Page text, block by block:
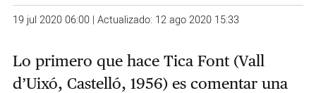
19 jul 2020 06:00 | Actualizado: 12 ago 2020 15:33
Lo primero que hace Tica Font (Vall
d’Uixó, Castelló, 1956) es comentar una